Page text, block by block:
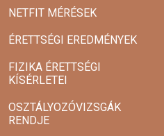
NETFIT MÉRÉSEK
ÉRETTSÉGI EREDMÉNYEK
FIZIKA ÉRETTSÉGI
KÍSÉRLETEI
OSZTÁLYOZÓVIZSGÁK
RENDJE